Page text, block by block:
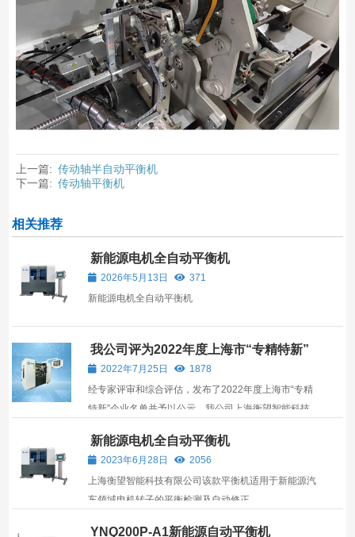
上一篇: 传动轴半自动平衡机
下一篇: 传动轴平衡机
相关推荐
新能源电机全自动平衡机
2026年5月13日
371
新能源电机全自动平衡机
我公司评为2022年度上海市“专精特新”
企业2022年7月25日
1878
经专家评审和综合评估，发布了2022年度上海市“专精
特新”企业名单并予以公示，我公司上海衡望智能科技
新能源电机全自动平衡机
2023年6月28日
2056
上海衡望智能科技有限公司该款平衡机适用于新能源汽
车领域电机转子的平衡检测及自动修正。
YNQ200P-A1新能源自动平衡机